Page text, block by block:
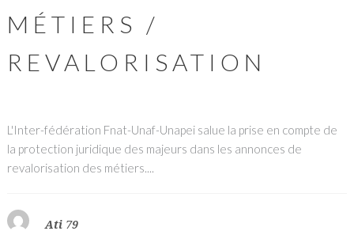
MÉTIERS /
REVALORISATION
L'Inter-fédération Fnat-Unaf-Unapei salue la prise en compte de
la protection juridique des majeurs dans les annonces de
revalorisation des métiers....
Ati 79